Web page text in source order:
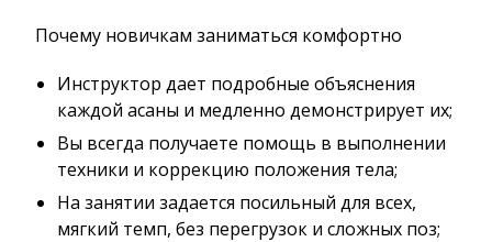
Почему новичкам заниматься комфортно
Инструктор дает подробные объяснения
каждой асаны и медленно демонстрирует их;
Вы всегда получаете помощь в выполнении
техники и коррекцию положения тела;
На занятии задается посильный для всех,
мягкий темп, без перегрузок и сложных поз;